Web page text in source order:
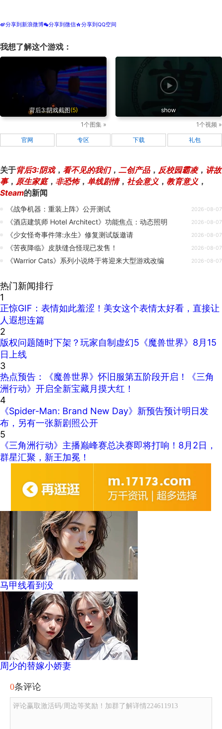
t分享到新浪微博w分享到微信z分享到QQ空间
我想了解这个游戏：
背后3:阴戏截图(5)
1个图集 »
show
1个视频 »
官网 专区 下载 礼包
关于背后3:阴戏， 看不见的我们， 二创产品， 反校园霸凌， 讲故
事， 原生家庭， 非恐怖， 单线剧情， 社会意义， 教育意义，
Steam的新闻
《战争机器：重装上阵》公开测试 2026-08-07
《酒店建筑师 Hotel Architect》功能焦点：动态照明 2026-08-07
《少女怪奇事件簿:永生》修复测试版邀请 2026-08-07
《苦夜降临》皮肤缝合怪现已发售！ 2026-08-07
《Warrior Cats》系列小说终于将迎来大型游戏改编 2026-08-07
热门新闻排行
1
正惊GIF：表情如此羞涩！美女这个表情太好看，直接让
人遐想连篇
2
版权问题随时下架？玩家自制虚幻5《魔兽世界》8月15
日上线
3
热点预告：《魔兽世界》怀旧服第五阶段开启！《三角
洲行动》开启全新宝藏月摸大红！
4
《Spider-Man: Brand New Day》新预告预计明日发
布，另有一张新剧照公开
5
《三角洲行动》主播巅峰赛总决赛即将打响！8月2日，
群星汇聚，新王加冕！
马甲线看到没
周少的替嫁小娇妻
0条评论
评论赢取激活码/周边等奖励！加群了解详情224611913